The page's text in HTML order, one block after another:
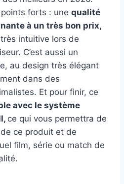
forts : une qualité
à un très bon prix,
intuitive lors de
C’est aussi un
au design très élégant
dans des
Et pour finir, ce
avec le système
ce qui vous permettra de
ce produit et de
film, série ou match de